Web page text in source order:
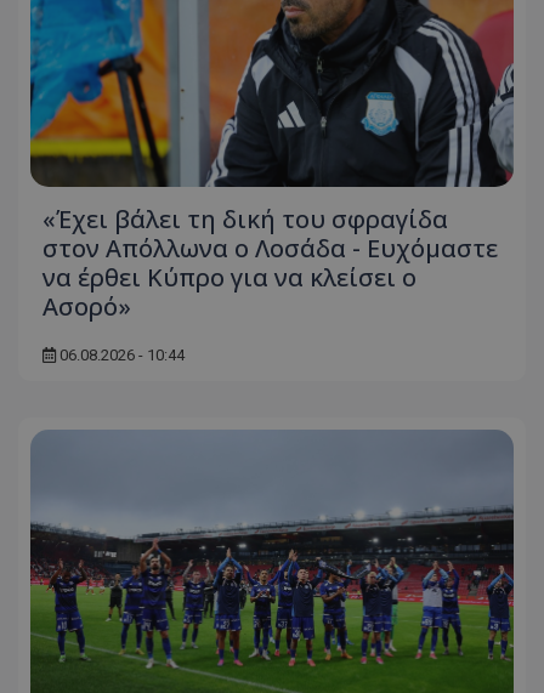
«Έχει βάλει τη δική του σφραγίδα
στον Απόλλωνα ο Λοσάδα - Ευχόμαστε
να έρθει Κύπρο για να κλείσει ο
Ασορό»
06.08.2026 - 10:44